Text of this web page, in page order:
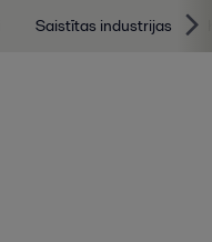
Saistītas industrijas